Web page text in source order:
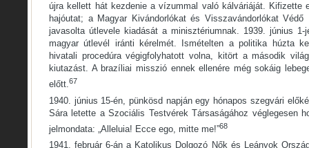
újra kellett hát kezdenie a vízummal való kálváriáját. Kifizette
hajóutat; a Magyar Kivándorlókat és Visszavándorlókat Védő
javasolta útlevele kiadását a minisztériumnak. 1939. június
magyar útlevél iránti kérelmét. Ismételten a politika húzta
hivatali procedúra végigfolyhatott volna, kitört a második
kiutazást. A brazíliai misszió ennek ellenére még sokáig
előtt.67
1940. június 15-én, pünkösd napján egy hónapos szegvári
Sára letette a Szociális Testvérek Társaságához véglegesen
jelmondata: „Alleluia! Ecce ego, mitte me!”68
1941. február 6-án a Katolikus Dolgozó Nők és Leányok